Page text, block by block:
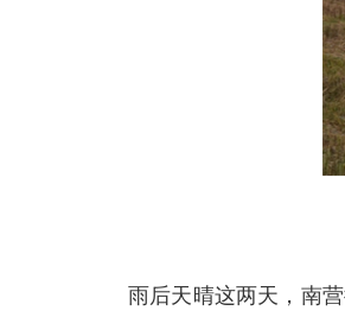
雨后天晴这两天，南